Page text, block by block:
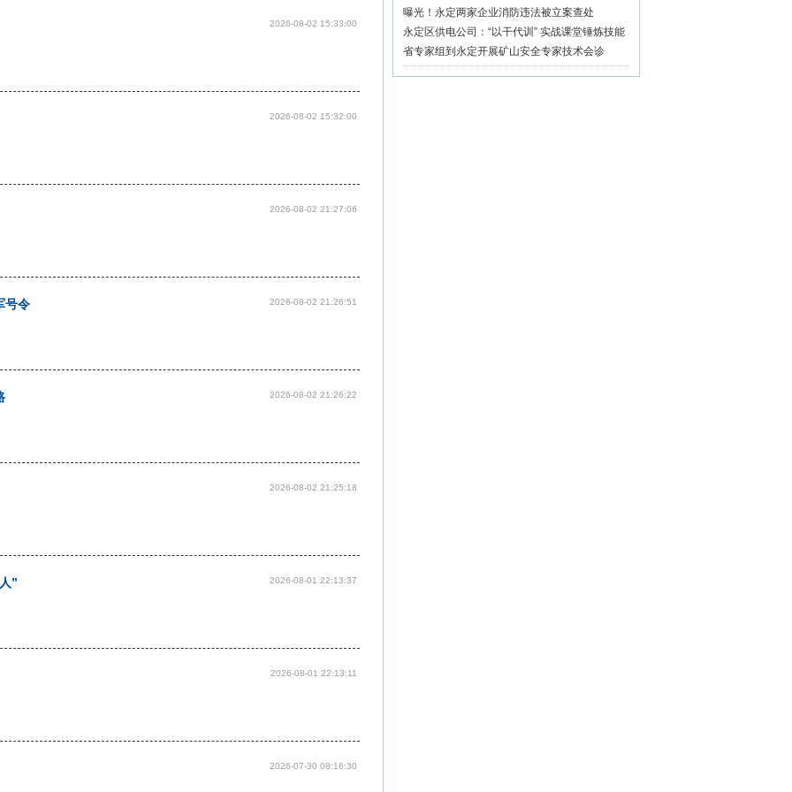
2026-08-02 15:33:00
2026-08-02 15:32:00
2026-08-02 21:27:06
2026-08-02 21:26:51
号令
2026-08-02 21:26:22
2026-08-02 21:25:18
2026-08-01 22:13:37
”
2026-08-01 22:13:11
2026-07-30 08:16:30
治暨“三化”建设工作推进会
曝光！永定两家企业消防违法被立案查处
永定区供电公司：“以干代训” 实战课堂锤炼技能
硬功
省专家组到永定开展矿山安全专家技术会诊